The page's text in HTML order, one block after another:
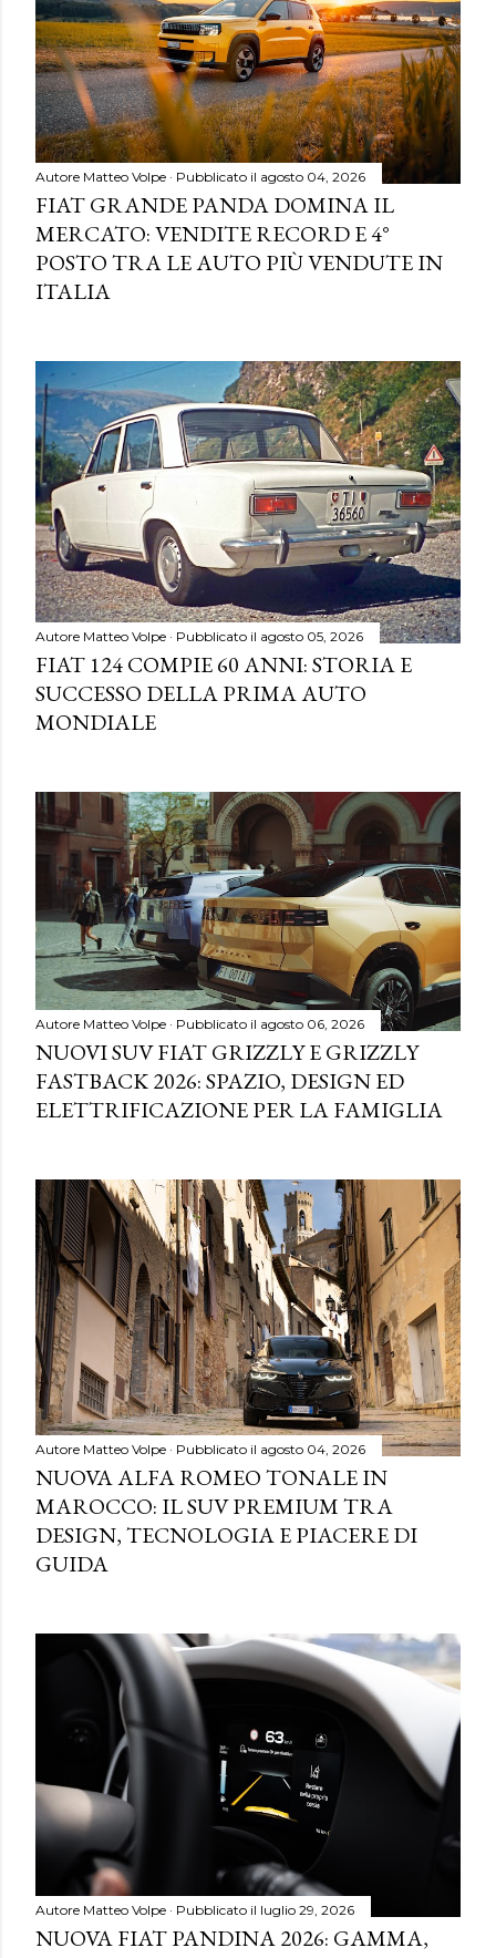
Autore Matteo Volpe Pubblicato il agosto 04, 2026
FIAT GRANDE PANDA DOMINA IL
MERCATO: VENDITE RECORD E 4°
POSTO TRA LE AUTO PIÙ VENDUTE IN
ITALIA
Autore Matteo Volpe Pubblicato il agosto 05, 2026
FIAT 124 COMPIE 60 ANNI: STORIA E
SUCCESSO DELLA PRIMA AUTO
MONDIALE
Autore Matteo Volpe Pubblicato il agosto 06, 2026
NUOVI SUV FIAT GRIZZLY E GRIZZLY
FASTBACK 2026: SPAZIO, DESIGN ED
ELETTRIFICAZIONE PER LA FAMIGLIA
Autore Matteo Volpe Pubblicato il agosto 04, 2026
NUOVA ALFA ROMEO TONALE IN
MAROCCO: IL SUV PREMIUM TRA
DESIGN, TECNOLOGIA E PIACERE DI
GUIDA
Autore Matteo Volpe Pubblicato il luglio 29, 2026
NUOVA FIAT PANDINA 2026: GAMMA,